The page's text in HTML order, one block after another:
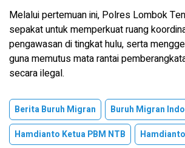
Melalui pertemuan ini, Polres Lombok
sepakat untuk memperkuat ruang
pengawasan di tingkat hulu, serta
guna memutus mata rantai
secara ilegal.
Berita Buruh Migran
Buruh Migran
Hamdianto Ketua PBM NTB